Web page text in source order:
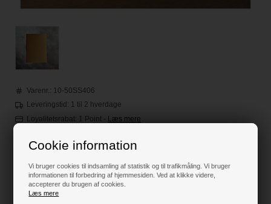
Cookie information
Vi bruger cookies til indsamling af statistik og til trafikmåling. Vi bruger
informationen til forbedring af hjemmesiden. Ved at klikke videre,
accepterer du brugen af cookies.
Læs mere
Varenr.: 10-50SS406
Leveringstid: 1 til 2 hverdage
Loyalitetsrabat: 1 Point - Læs mere
40,00DKK
Klik her for pris inkl. fragt